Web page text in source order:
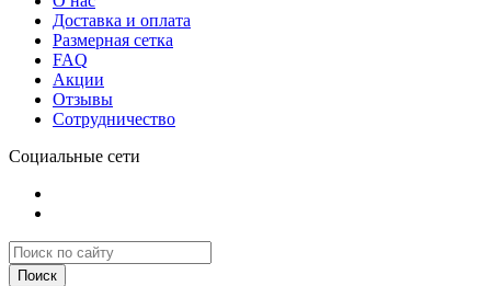
Доставка и оплата
Размерная сетка
FAQ
Акции
Отзывы
Сотрудничество
Социальные сети
Поиск